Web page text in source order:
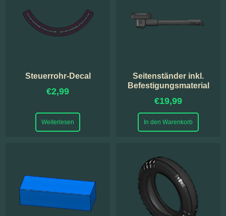
Steuerrohr-Decal
€2,99
Weiterlesen
Seitenständer inkl.
Befestigungsmaterial
€19,99
In den Warenkorb